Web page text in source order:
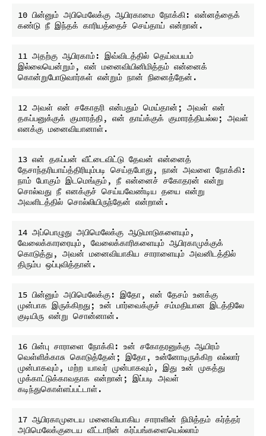
10 பின்னும் அபிமெலேக்கு ஆபிரகாமை நோக்கி: என்னத்தைக்
11 அதற்கு ஆபிரகாம்: இவ்விடத்தில் தெய்வபயம்
இல்லையென்றும், என் மனைவியினிமித்தம் என்னைக்
12 அவள் என் சகோதரி என்பதும் மெய்தான்; அவள் என்
தகப்பனுக்குக் குமாரத்தி, என் தாய்க்குக் குமாரத்தியல்ல; அவள்
13 என் தகப்பன் வீட்டைவிட்டு தேவன் என்னைத்
தேசாந்தரியாய்த்திரியும்படி செய்தபோது, நான் அவளை நோக்கி:
நாம் போகும் இடமெங்கும், நீ என்னைச் சகோதரன் என்று
சொல்வது நீ எனக்குச் செய்யவேண்டிய தயை என்று
14 அப்பொழுது அபிமெலேக்கு ஆடுமாடுகளையும்,
வேலைக்காரரையும், வேலைக்காரிகளையும் ஆபிரகாமுக்குக்
கொடுத்து, அவன் மனைவியாகிய சாராளையும் அவனிடத்தில்
15 பின்னும் அபிமெலேக்கு: இதோ, என் தேசம் உனக்கு
முன்பாக இருக்கிறது; உன் பார்வைக்குச் சம்மதியான இடத்திலே
16 பின்பு சாராளை நோக்கி: உன் சகோதரனுக்கு ஆயிரம்
வெள்ளிக்காசு கொடுத்தேன்; இதோ, உன்னோடிருக்கிற எல்லார்
முன்பாகவும், மற்ற யாவர் முன்பாகவும், இது உன் முகத்து
முக்காட்டுக்காவதாக என்றான்; இப்படி அவள்
17 ஆபிரகாமுடைய மனைவியாகிய சாராளின் நிமித்தம் கர்த்தர்
அபிமெலேக்குடைய வீட்டாரின் கர்ப்பங்களையெல்லாம்